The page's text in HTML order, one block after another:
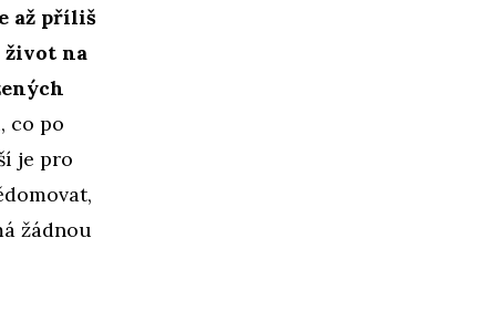
až příliš
život na
co po
je pro
žádnou